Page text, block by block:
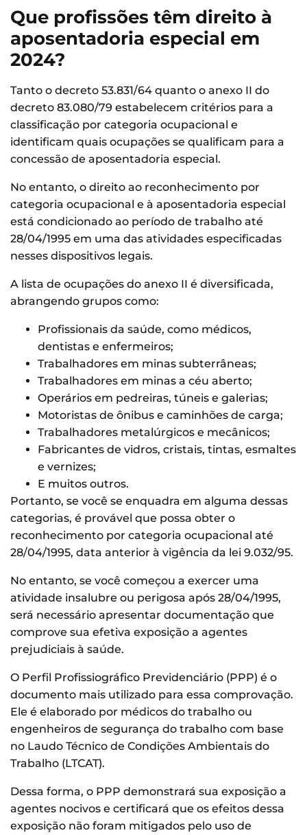
Que profissões têm direito à
aposentadoria especial em
2024?
Tanto o decreto 53.831/64 quanto o anexo II do
decreto 83.080/79 estabelecem critérios para a
classificação por categoria ocupacional e
identificam quais ocupações se qualificam para a
concessão de aposentadoria especial.
No entanto, o direito ao reconhecimento por
categoria ocupacional e à aposentadoria especial
está condicionado ao período de trabalho até
28/04/1995 em uma das atividades especificadas
nesses dispositivos legais.
A lista de ocupações do anexo II é diversificada,
abrangendo grupos como:
Profissionais da saúde, como médicos,
dentistas e enfermeiros;
Trabalhadores em minas subterrâneas;
Trabalhadores em minas a céu aberto;
Operários em pedreiras, túneis e galerias;
Motoristas de ônibus e caminhões de carga;
Trabalhadores metalúrgicos e mecânicos;
Fabricantes de vidros, cristais, tintas, esmaltes
e vernizes;
E muitos outros.
Portanto, se você se enquadra em alguma dessas
categorias, é provável que possa obter o
reconhecimento por categoria ocupacional até
28/04/1995, data anterior à vigência da lei 9.032/95.
No entanto, se você começou a exercer uma
atividade insalubre ou perigosa após 28/04/1995,
será necessário apresentar documentação que
comprove sua efetiva exposição a agentes
prejudiciais à saúde.
O Perfil Profissiográfico Previdenciário (PPP) é o
documento mais utilizado para essa comprovação.
Ele é elaborado por médicos do trabalho ou
engenheiros de segurança do trabalho com base
no Laudo Técnico de Condições Ambientais do
Trabalho (LTCAT).
Dessa forma, o PPP demonstrará sua exposição a
agentes nocivos e certificará que os efeitos dessa
exposição não foram mitigados pelo uso de